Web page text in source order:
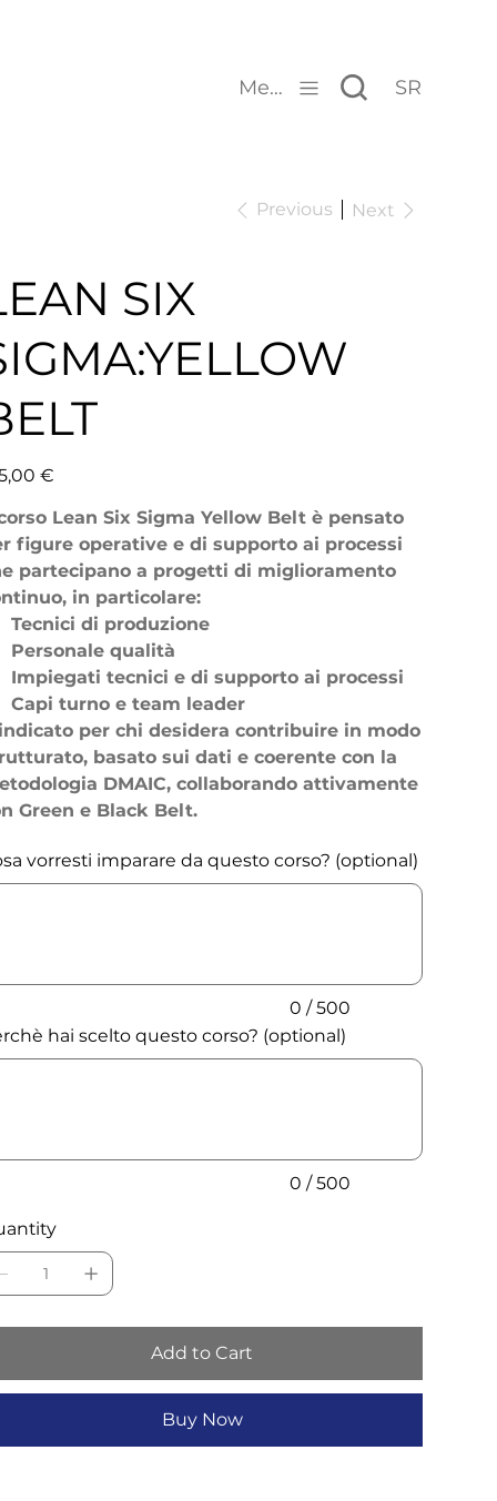
Menu SR
Previous Next
SIX
€
Lean Six Sigma Yellow Beltè pensato
figure operative e di supporto ai processi
partecipano a progetti di miglioramento
in particolare:
Tecnici di produzione
Personale qualità
Impiegati tecnici e di supporto ai processi
Capi turno e team leader
per chi desidera contribuire in modo
basato sui dati e coerente con la
DMAIC, collaborando attivamente
Green e Black Belt.
vorresti imparare da questo corso? (optional)
0 / 500
hai scelto questo corso? (optional)
0 / 500
Add to Cart
Buy Now